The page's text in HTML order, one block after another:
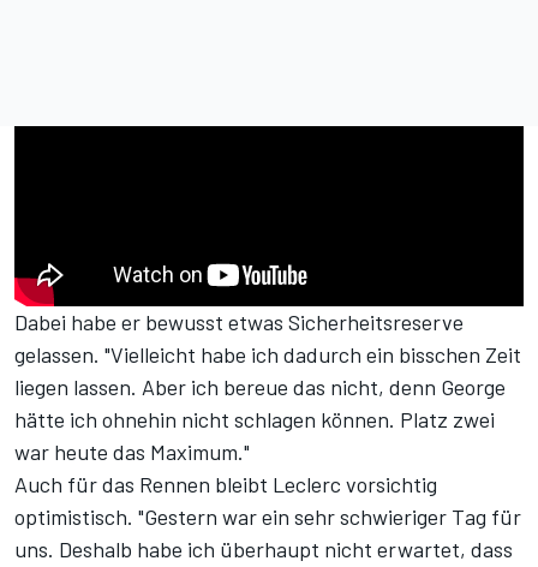
Dabei habe er bewusst etwas Sicherheitsreserve
gelassen. "Vielleicht habe ich dadurch ein bisschen Zeit
liegen lassen. Aber ich bereue das nicht, denn George
hätte ich ohnehin nicht schlagen können. Platz zwei
war heute das Maximum."
Auch für das Rennen bleibt Leclerc vorsichtig
optimistisch. "Gestern war ein sehr schwieriger Tag für
uns. Deshalb habe ich überhaupt nicht erwartet, dass